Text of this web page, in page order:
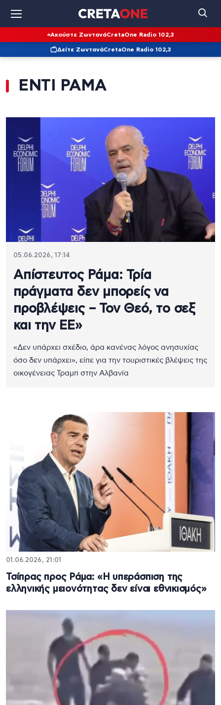
Ακούστε ΖωντανάCretaOne Radio 102,3
Δείτε ΖωντανάCretaOne Radio 102,3
ΕΝΤΙ ΡΑΜΑ
05.06.2026, 17:14
Απίστευτος Ράμα: Τρία
πράγματα δεν μπορείς να
προβλέψεις – Τον Θεό, το σεξ
και την ΕΕ»
«Δεν υπάρχει σχέδιο, άρα κανένας λόγος ανησυχίας
όσο δεν υπάρχει», είπε για την τουριστικές βλέψεις της
οικογένειας Τραμπ στην Αλβανία
01.06.2026, 21:01
Τσίπρας προς Ράμα: «Η υπεράσπιση της
ελληνικής μειονότητας δεν είναι εθνικισμός»